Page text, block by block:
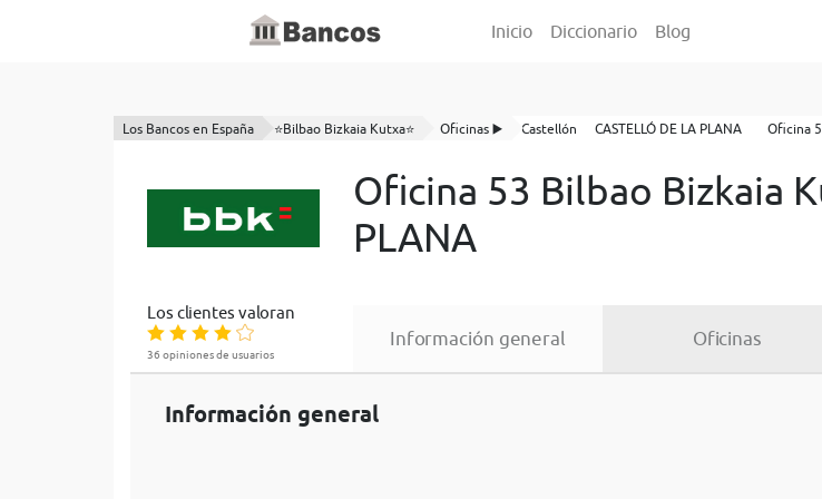
Inicio Diccionario Blog
Los Bancos en España ⭐Bilbao Bizkaia Kutxa⭐ Oficinas ▶️ Castellón CASTELLÓ DE LA PLANA Oficina
Oficina 53 Bilbao Bizkaia
PLANA
Los clientes valoran
36 opiniones de usuarios
Información general Oficinas
Información general